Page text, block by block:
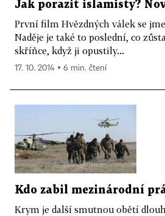
Jak porazit islamisty?
První film Hvězdných válek se
Naděje je také to poslední, co
skříňce, když ji opustily...
17. 10. 2014 ▪ 6 min. čtení
Kdo zabil mezinárodní
Krym je další smutnou obětí